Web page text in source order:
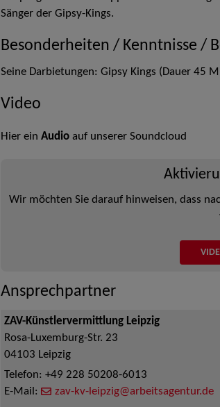
Sänger der Gipsy-Kings.
Besonderheiten / Kenntnisse /
Seine Darbietungen: Gipsy Kings (Dauer 45
Video
Hier ein Audio auf unserer Soundcloud
Wir möchten Sie darauf hinweisen, dass
Ansprechpartner
ZAV-Künstlervermittlung Leipzig
Rosa-Luxemburg-Str. 23
04103 Leipzig
Telefon: +49 228 50208-6013
E-Mail:
zav-kv-leipzig@arbeitsagentur.de